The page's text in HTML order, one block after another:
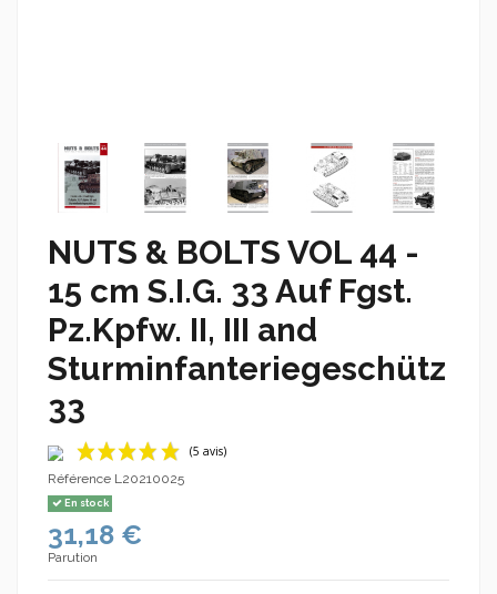
NUTS & BOLTS VOL 44 -
15 cm S.I.G. 33 Auf Fgst.
Pz.Kpfw. II, III and
Sturminfanteriegeschütz
33
Référence L20210025
En stock
31,18 €
Parution